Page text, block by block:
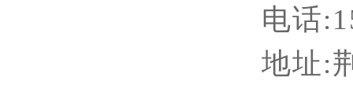
电话
地址: